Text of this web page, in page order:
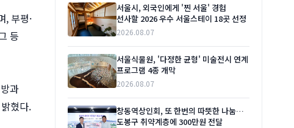
, 부평·
등
과
혔다.
서울시, 외국인에게 '찐 서울' 경험
선사할 2026 우수 서울스테이 18곳 선정
2026.08.07
서울식물원, '다정한 균형' 미술전시 연계
프로그램 4종 개막
2026.08.07
창동역상인회, 또 한번의 따뜻한 나눔…
도봉구 취약계층에 300만원 전달